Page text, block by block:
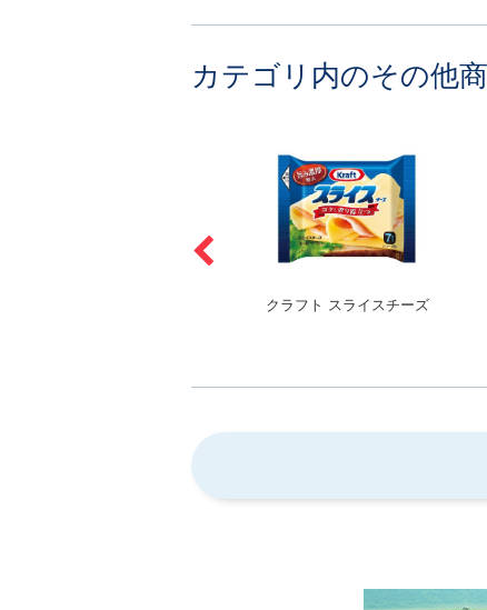
カテゴリ内のその他
クラフト スライスチーズ